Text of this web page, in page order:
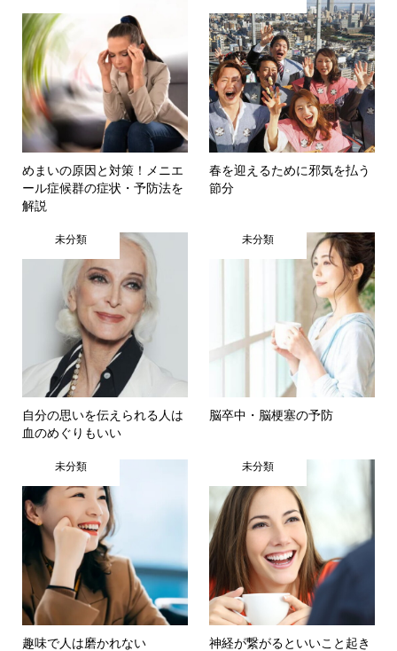
めまいの原因と対策！メニエ
ール症候群の症状・予防法を
解説
春を迎えるために邪気を払う
節分
未分類
自分の思いを伝えられる人は
血のめぐりもいい
未分類
脳卒中・脳梗塞の予防
未分類
趣味で人は磨かれない
未分類
神経が繋がるといいこと起き